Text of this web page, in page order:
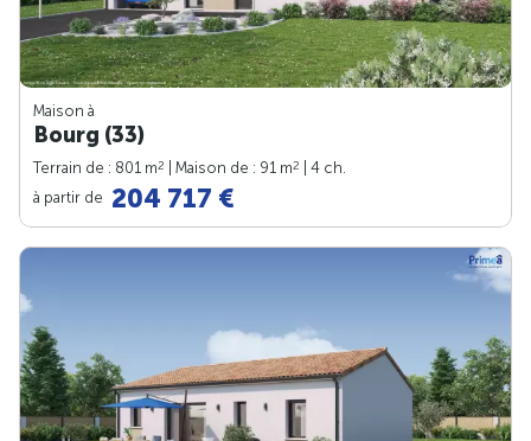
Maison à
Bourg (33)
Terrain de : 801 m2 | Maison de : 91 m2
| 4 ch.
à partir de 204 717 €